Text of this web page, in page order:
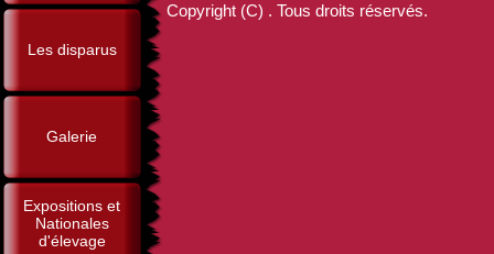
Les disparus
Galerie
Expositions et
Nationales
d'élevage
Copyright (C) . Tous droits réservés.